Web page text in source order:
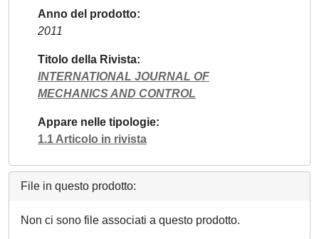
Anno del prodotto
2011
Titolo della Rivista
INTERNATIONAL JOURNAL OF
MECHANICS AND CONTROL
Appare nelle tipologie
1.1 Articolo in rivista
File in questo prodotto:
Non ci sono file associati a questo prodotto.